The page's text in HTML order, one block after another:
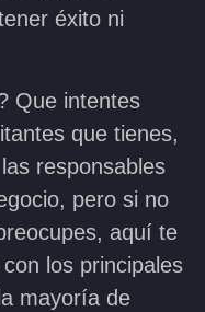
éxito ni
Que intentes
que tienes,
responsables
pero si no
aquí te
los principales
mayoría de